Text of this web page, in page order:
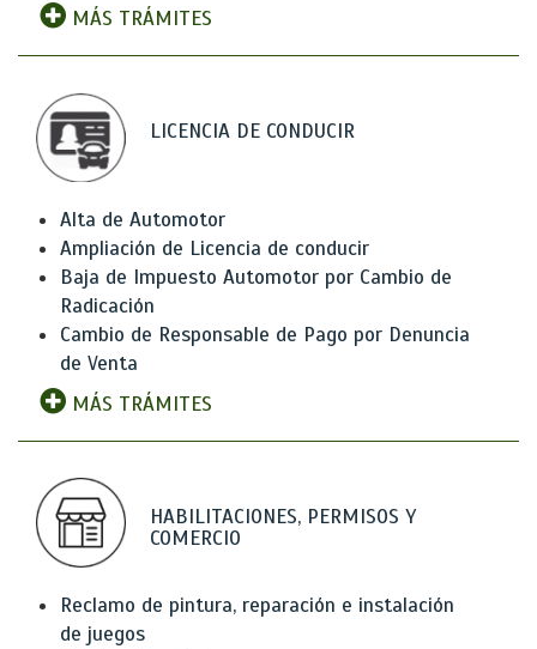
MÁS TRÁMITES
LICENCIA DE CONDUCIR
Alta de Automotor
Ampliación de Licencia de conducir
Baja de Impuesto Automotor por Cambio de
Radicación
Cambio de Responsable de Pago por Denuncia
de Venta
MÁS TRÁMITES
HABILITACIONES, PERMISOS Y
COMERCIO
Reclamo de pintura, reparación e instalación
de juegos